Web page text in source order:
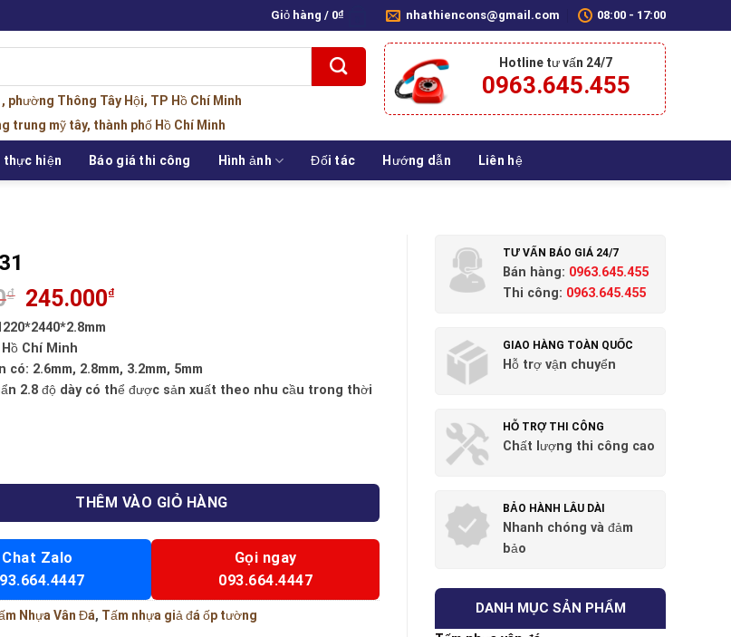
Giỏ hàng / 0₫ nhathiencons@gmail.com 08:00 - 17:00
, phường Thông Tây Hội, TP Hồ Chí Minh
trung mỹ tây, thành phố Hồ Chí Minh
Hotline tư vấn 24/7
0963.645.455
thực hiện Báo giá thi công Hình ảnh Đối tác Hướng dẫn Liên hệ
TƯ VẤN BÁO GIÁ 24/7
Bán hàng: 0963.645.455
Thi công: 0963.645.455
GIAO HÀNG TOÀN QUỐC
Hỗ trợ vận chuyển
HỖ TRỢ THI CÔNG
Chất lượng thi công cao
BẢO HÀNH LÂU DÀI
Nhanh chóng và đảm
bảo
DANH MỤC SẢN PHẨM
₫
Giá
gốc
là:
390.000₫.
245.000₫
Chí Minh
có: 2.6mm, 2.8mm, 3.2mm, 5mm
2.8 độ dày có thể được sản xuất theo nhu cầu trong thời
THÊM VÀO GIỎ HÀNG
Chat Zalo
Gọi ngay
093.664.4447
Nhựa Vân Đá, Tấm nhựa giả đá ốp tường